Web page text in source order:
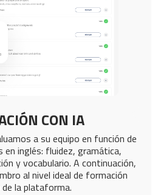
CON IA
a su equipo en función de
en inglés: fluidez, gramática,
y vocabulario. A continuación,
al nivel ideal de formación
la plataforma.